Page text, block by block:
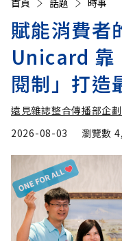
首頁 話題 時事
賦能消費者
Unicard 靠
閱制」打造
遠見雜誌整合傳播部企
2026-08-03
瀏覽數